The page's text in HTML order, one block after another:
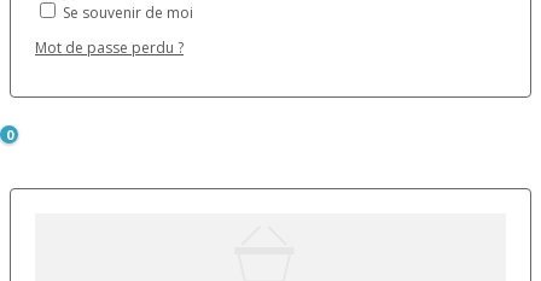
Se souvenir de moi
Mot de passe perdu ?
0